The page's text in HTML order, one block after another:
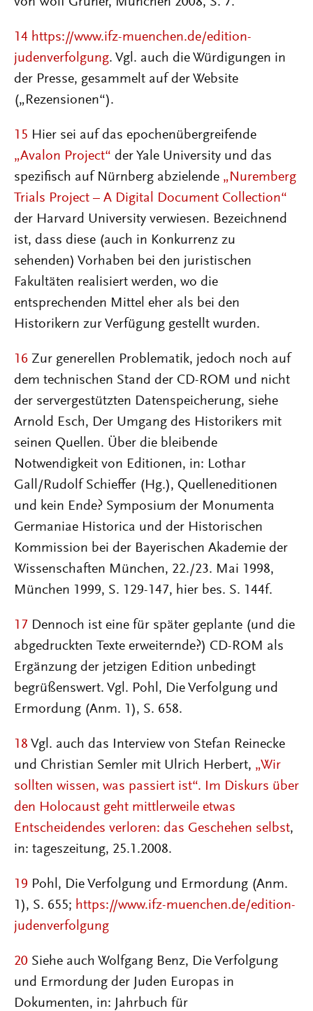
14 https://www.ifz-muenchen.de/edition-
judenverfolgung. Vgl. auch die Würdigungen in
der Presse, gesammelt auf der Website
(„Rezensionen“).
15 Hier sei auf das epochenübergreifende
„Avalon Project“ der Yale University und das
spezifisch auf Nürnberg abzielende „Nuremberg
Trials Project – A Digital Document Collection“
der Harvard University verwiesen. Bezeichnend
ist, dass diese (auch in Konkurrenz zu
sehenden) Vorhaben bei den juristischen
Fakultäten realisiert werden, wo die
entsprechenden Mittel eher als bei den
Historikern zur Verfügung gestellt wurden.
16 Zur generellen Problematik, jedoch noch auf
dem technischen Stand der CD-ROM und nicht
der servergestützten Datenspeicherung, siehe
Arnold Esch, Der Umgang des Historikers mit
seinen Quellen. Über die bleibende
Notwendigkeit von Editionen, in: Lothar
Gall/Rudolf Schieffer (Hg.), Quelleneditionen
und kein Ende? Symposium der Monumenta
Germaniae Historica und der Historischen
Kommission bei der Bayerischen Akademie der
Wissenschaften München, 22./23. Mai 1998,
München 1999, S. 129-147, hier bes. S. 144f.
17 Dennoch ist eine für später geplante (und die
abgedruckten Texte erweiternde?) CD-ROM als
Ergänzung der jetzigen Edition unbedingt
begrüßenswert. Vgl. Pohl, Die Verfolgung und
Ermordung (Anm. 1), S. 658.
18 Vgl. auch das Interview von Stefan Reinecke
und Christian Semler mit Ulrich Herbert, „Wir
sollten wissen, was passiert ist“. Im Diskurs über
den Holocaust geht mittlerweile etwas
Entscheidendes verloren: das Geschehen selbst,
in: tageszeitung, 25.1.2008.
19 Pohl, Die Verfolgung und Ermordung (Anm.
1), S. 655; https://www.ifz-muenchen.de/edition-
judenverfolgung
20 Siehe auch Wolfgang Benz, Die Verfolgung
und Ermordung der Juden Europas in
Dokumenten, in: Jahrbuch für